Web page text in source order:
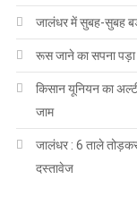
जालंधर में सुबह-सुबह
रूस जाने का सपना पड़ा
किसान यूनियन का
जाम
जालंधर : 6 ताले
दस्तावेज